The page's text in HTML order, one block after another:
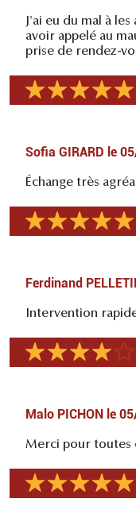
J'ai eu du mal à
avoir appelé au
prise de rendez-
Sofia GIRARD le
Échange très
Ferdinand
Intervention
Malo PICHON le
Merci pour toutes